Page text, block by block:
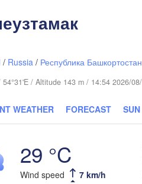
/ Russia / Республика Башкортостан
54°31'E / Altitude 143 m / 14:54 2026/
WEATHER FORECAST
29 °C
Wind speed 7 km/h